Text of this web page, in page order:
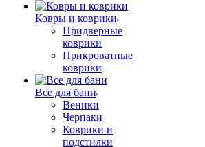
Ковры и коврики
Придверные
коврики
Прикроватные
коврики
Все для бани
Веники
Черпаки
Коврики и
подстилки